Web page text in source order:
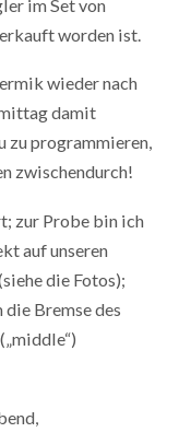
im Set von
worden ist.
wieder nach
damit
zu programmieren,
zwischendurch!
zur Probe bin ich
auf unseren
die Fotos);
Bremse des